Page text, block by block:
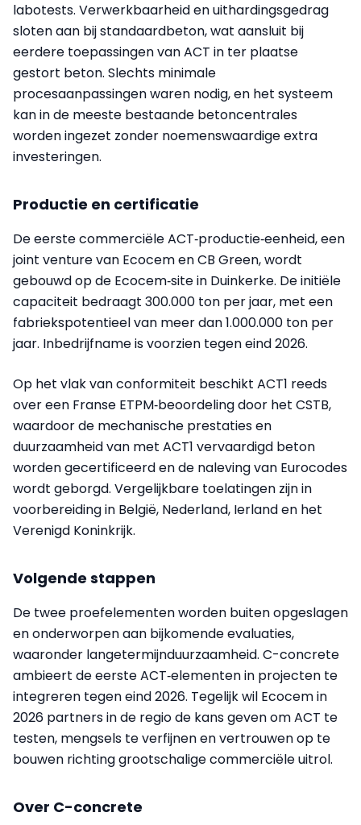
labotests. Verwerkbaarheid en uithardingsgedrag
sloten aan bij standaardbeton, wat aansluit bij
eerdere toepassingen van ACT in ter plaatse
gestort beton. Slechts minimale
procesaanpassingen waren nodig, en het systeem
kan in de meeste bestaande betoncentrales
worden ingezet zonder noemenswaardige extra
investeringen.
Productie en certificatie
De eerste commerciële ACT‑productie‑eenheid, een
joint venture van Ecocem en CB Green, wordt
gebouwd op de Ecocem‑site in Duinkerke. De initiële
capaciteit bedraagt 300.000 ton per jaar, met een
fabriekspotentieel van meer dan 1.000.000 ton per
jaar. Inbedrijfname is voorzien tegen eind 2026.
Op het vlak van conformiteit beschikt ACT1 reeds
over een Franse ETPM‑beoordeling door het CSTB,
waardoor de mechanische prestaties en
duurzaamheid van met ACT1 vervaardigd beton
worden gecertificeerd en de naleving van Eurocodes
wordt geborgd. Vergelijkbare toelatingen zijn in
voorbereiding in België, Nederland, Ierland en het
Verenigd Koninkrijk.
Volgende stappen
De twee proefelementen worden buiten opgeslagen
en onderworpen aan bijkomende evaluaties,
waaronder langetermijnduurzaamheid. C-concrete
ambieert de eerste ACT‑elementen in projecten te
integreren tegen eind 2026. Tegelijk wil Ecocem in
2026 partners in de regio de kans geven om ACT te
testen, mengsels te verfijnen en vertrouwen op te
bouwen richting grootschalige commerciële uitrol.
Over C-concrete